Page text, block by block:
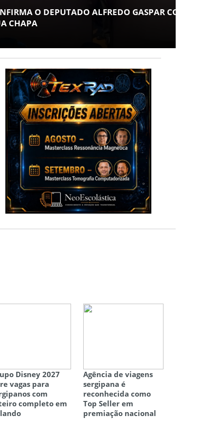
DEPUTADO ALFREDO GASPAR COMO
Disney 2027
vagas para
com
completo em
Agência de viagens
sergipana é
reconhecida como
Top Seller em
premiação nacional